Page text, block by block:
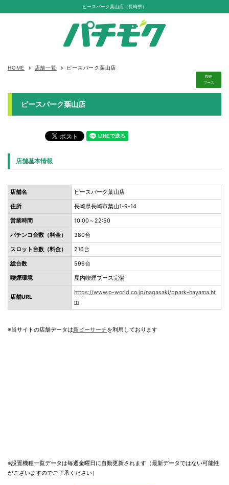
ピースパーク葉山店（長崎県）
HOME keyboard_arrow_right 店舗一覧 keyboard_arrow_right ピースパーク葉山店
喫煙
ブース
ピースパーク葉山店
店舗基本情報
店舗名 ピースパーク葉山店
住所 長崎県長崎市葉山1-9-14
営業時間 10:00～22:50
パチンコ台数（料金） 380台
スロット台数（料金） 216台
総台数 596台
喫煙環境 屋内喫煙ブース完備
店舗URL
https://www.p-world.co.jp/nagasaki/ppark-hayama.ht
m
※当サイトの店舗データは新ピーサーチを利用しております
※設置機種一覧データは毎週金曜日に自動更新されます（最新データではない可能性
がございますのでご了承ください）